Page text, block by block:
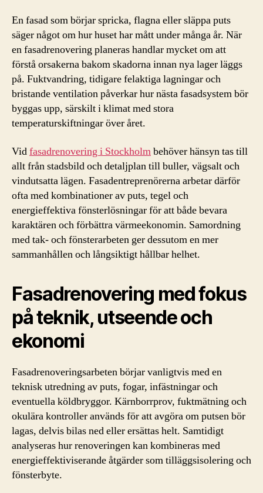
En fasad som börjar spricka, flagna eller släppa puts
säger något om hur huset har mått under många år. När
en fasadrenovering planeras handlar mycket om att
förstå orsakerna bakom skadorna innan nya lager läggs
på. Fuktvandring, tidigare felaktiga lagningar och
bristande ventilation påverkar hur nästa fasadsystem bör
byggas upp, särskilt i klimat med stora
temperaturskiftningar över året.
Vidfasadrenovering i Stockholmbehöver hänsyn tas till
allt från stadsbild och detaljplan till buller, vägsalt och
vindutsatta lägen. Fasadentreprenörerna arbetar därför
ofta med kombinationer av puts, tegel och
energieffektiva fönsterlösningar för att både bevara
karaktären och förbättra värmeekonomin. Samordning
med tak- och fönsterarbeten ger dessutom en mer
sammanhållen och långsiktigt hållbar helhet.
Fasadrenovering med fokus
på teknik, utseende och
ekonomi
Fasadrenoveringsarbeten börjar vanligtvis med en
teknisk utredning av puts, fogar, infästningar och
eventuella köldbryggor. Kärnborrprov, fuktmätning och
okulära kontroller används för att avgöra om putsen bör
lagas, delvis bilas ned eller ersättas helt. Samtidigt
analyseras hur renoveringen kan kombineras med
energieffektiviserande åtgärder som tilläggsisolering och
fönsterbyte.